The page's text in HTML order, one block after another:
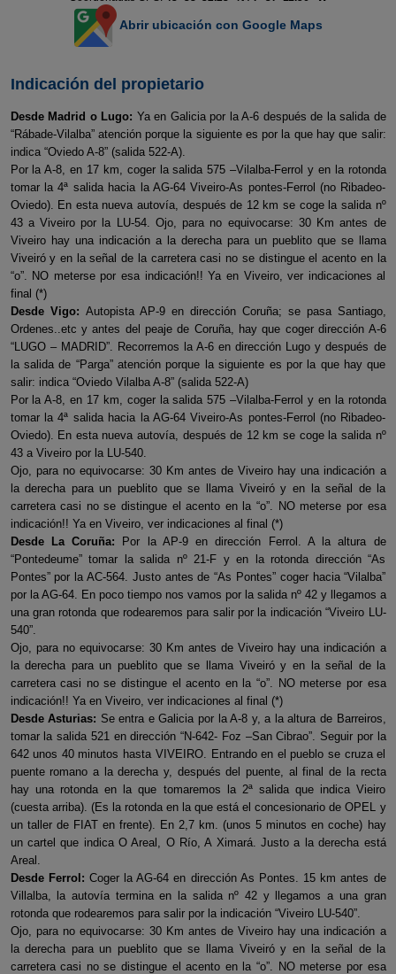
Abrir ubicación con Google Maps
Indicación del propietario
Desde Madrid o Lugo: Ya en Galicia por la A-6 después de la salida de
“Rábade-Vilalba” atención porque la siguiente es por la que hay que salir:
indica “Oviedo A-8” (salida 522-A).
Por la A-8, en 17 km, coger la salida 575 –Vilalba-Ferrol y en la rotonda
tomar la 4ª salida hacia la AG-64 Viveiro-As pontes-Ferrol (no Ribadeo-
Oviedo). En esta nueva autovía, después de 12 km se coge la salida nº
43 a Viveiro por la LU-54. Ojo, para no equivocarse: 30 Km antes de
Viveiro hay una indicación a la derecha para un pueblito que se llama
Viveiró y en la señal de la carretera casi no se distingue el acento en la
“o”. NO meterse por esa indicación!! Ya en Viveiro, ver indicaciones al
final (*)
Desde Vigo: Autopista AP-9 en dirección Coruña; se pasa Santiago,
Ordenes..etc y antes del peaje de Coruña, hay que coger dirección A-6
“LUGO – MADRID”. Recorremos la A-6 en dirección Lugo y después de
la salida de “Parga” atención porque la siguiente es por la que hay que
salir: indica “Oviedo Vilalba A-8” (salida 522-A)
Por la A-8, en 17 km, coger la salida 575 –Vilalba-Ferrol y en la rotonda
tomar la 4ª salida hacia la AG-64 Viveiro-As pontes-Ferrol (no Ribadeo-
Oviedo). En esta nueva autovía, después de 12 km se coge la salida nº
43 a Viveiro por la LU-540.
Ojo, para no equivocarse: 30 Km antes de Viveiro hay una indicación a
la derecha para un pueblito que se llama Viveiró y en la señal de la
carretera casi no se distingue el acento en la “o”. NO meterse por esa
indicación!! Ya en Viveiro, ver indicaciones al final (*)
Desde La Coruña: Por la AP-9 en dirección Ferrol. A la altura de
“Pontedeume” tomar la salida nº 21-F y en la rotonda dirección “As
Pontes” por la AC-564. Justo antes de “As Pontes” coger hacia “Vilalba”
por la AG-64. En poco tiempo nos vamos por la salida nº 42 y llegamos a
una gran rotonda que rodearemos para salir por la indicación “Viveiro LU-
540”.
Ojo, para no equivocarse: 30 Km antes de Viveiro hay una indicación a
la derecha para un pueblito que se llama Viveiró y en la señal de la
carretera casi no se distingue el acento en la “o”. NO meterse por esa
indicación!! Ya en Viveiro, ver indicaciones al final (*)
Desde Asturias: Se entra e Galicia por la A-8 y, a la altura de Barreiros,
tomar la salida 521 en dirección “N-642- Foz –San Cibrao”. Seguir por la
642 unos 40 minutos hasta VIVEIRO. Entrando en el pueblo se cruza el
puente romano a la derecha y, después del puente, al final de la recta
hay una rotonda en la que tomaremos la 2ª salida que indica Vieiro
(cuesta arriba). (Es la rotonda en la que está el concesionario de OPEL y
un taller de FIAT en frente). En 2,7 km. (unos 5 minutos en coche) hay
un cartel que indica O Areal, O Río, A Ximará. Justo a la derecha está
Areal.
Desde Ferrol: Coger la AG-64 en dirección As Pontes. 15 km antes de
Villalba, la autovía termina en la salida nº 42 y llegamos a una gran
rotonda que rodearemos para salir por la indicación “Viveiro LU-540”.
Ojo, para no equivocarse: 30 Km antes de Viveiro hay una indicación a
la derecha para un pueblito que se llama Viveiró y en la señal de la
carretera casi no se distingue el acento en la “o”. NO meterse por esa